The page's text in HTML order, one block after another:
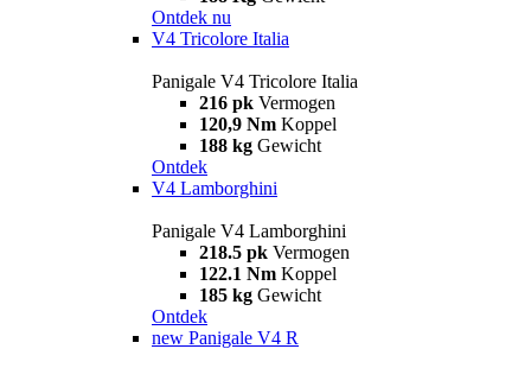
Ontdek nu
V4 Tricolore Italia
Panigale V4 Tricolore Italia
216 pk Vermogen
120,9 Nm Koppel
188 kg Gewicht
Ontdek
V4 Lamborghini
Panigale V4 Lamborghini
218.5 pk Vermogen
122.1 Nm Koppel
185 kg Gewicht
Ontdek
new Panigale V4 R